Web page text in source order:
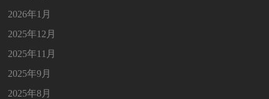
2026年1月
2025年12月
2025年11月
2025年9月
2025年8月